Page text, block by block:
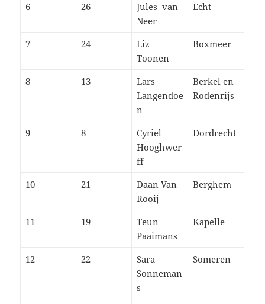
6 26
Jules van
Neer
Echt
7 24
Liz
Toonen
Boxmeer
8 13
Lars
Langendoe
n
Berkel en
Rodenrijs
9 8
Cyriel
Hooghwer
ff
Dordrecht
10 21
Daan Van
Rooij
Berghem
11 19
Teun
Paaimans
Kapelle
12 22
Sara
Sonneman
s
Someren